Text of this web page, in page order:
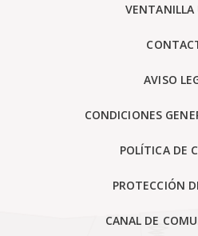
VENTANILLA
AVISO
CONDICIONES
POLÍTICA DE
PROTECCIÓN
CANAL DE